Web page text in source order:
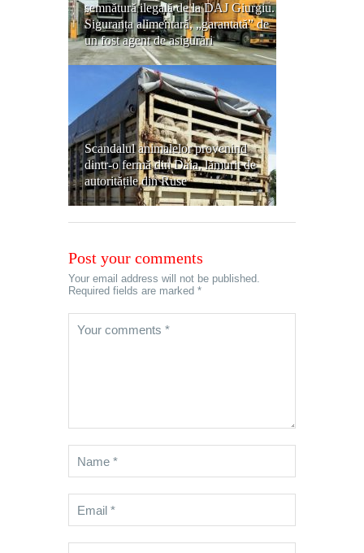
semnătură ilegală de la DAJ Giurgiu.
Siguranța alimentară, „garantată” de
un fost agent de asigurări
Scandalul animalelor provenind
dintr-o fermă din Daia, lămurit de
autoritățile din Ruse
Post your comments
Your email address will not be published.
Required fields are marked *